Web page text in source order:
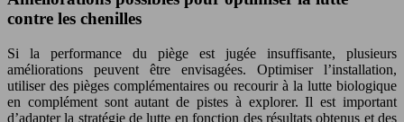
contre les chenilles
Si la performance du piège est jugée insuffisante, plusieurs
améliorations peuvent être envisagées. Optimiser l’installation,
utiliser des pièges complémentaires ou recourir à la lutte biologique
en complément sont autant de pistes à explorer. Il est important
d’adapter la stratégie de lutte en fonction des résultats obtenus et des